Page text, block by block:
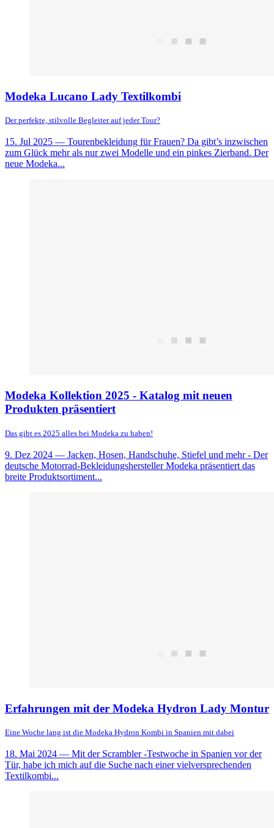
Modeka Lucano Lady Textilkombi
Der perfekte, stilvolle Begleiter auf jeder Tour?
15. Jul 2025 — Tourenbekleidung für Frauen? Da gibt’s inzwischen
zum Glück mehr als nur zwei Modelle und ein pinkes Zierband. Der
neue Modeka...
Modeka Kollektion 2025 - Katalog mit neuen
Produkten präsentiert
Das gibt es 2025 alles bei Modeka zu haben!
9. Dez 2024 — Jacken, Hosen, Handschuhe, Stiefel und mehr - Der
deutsche Motorrad-Bekleidungshersteller Modeka präsentiert das
breite Produktsortiment...
Erfahrungen mit der Modeka Hydron Lady Montur
Eine Woche lang ist die Modeka Hydron Kombi in Spanien mit dabei
18. Mai 2024 — Mit der Scrambler -Testwoche in Spanien vor der
Tür, habe ich mich auf die Suche nach einer vielversprechenden
Textilkombi...